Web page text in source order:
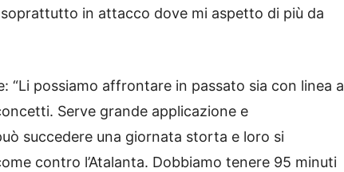
in attacco dove mi aspetto di più da
“Li possiamo affrontare in passato sia con linea a
Serve grande applicazione e
succedere una giornata storta e loro si
contro l’Atalanta. Dobbiamo tenere 95 minuti